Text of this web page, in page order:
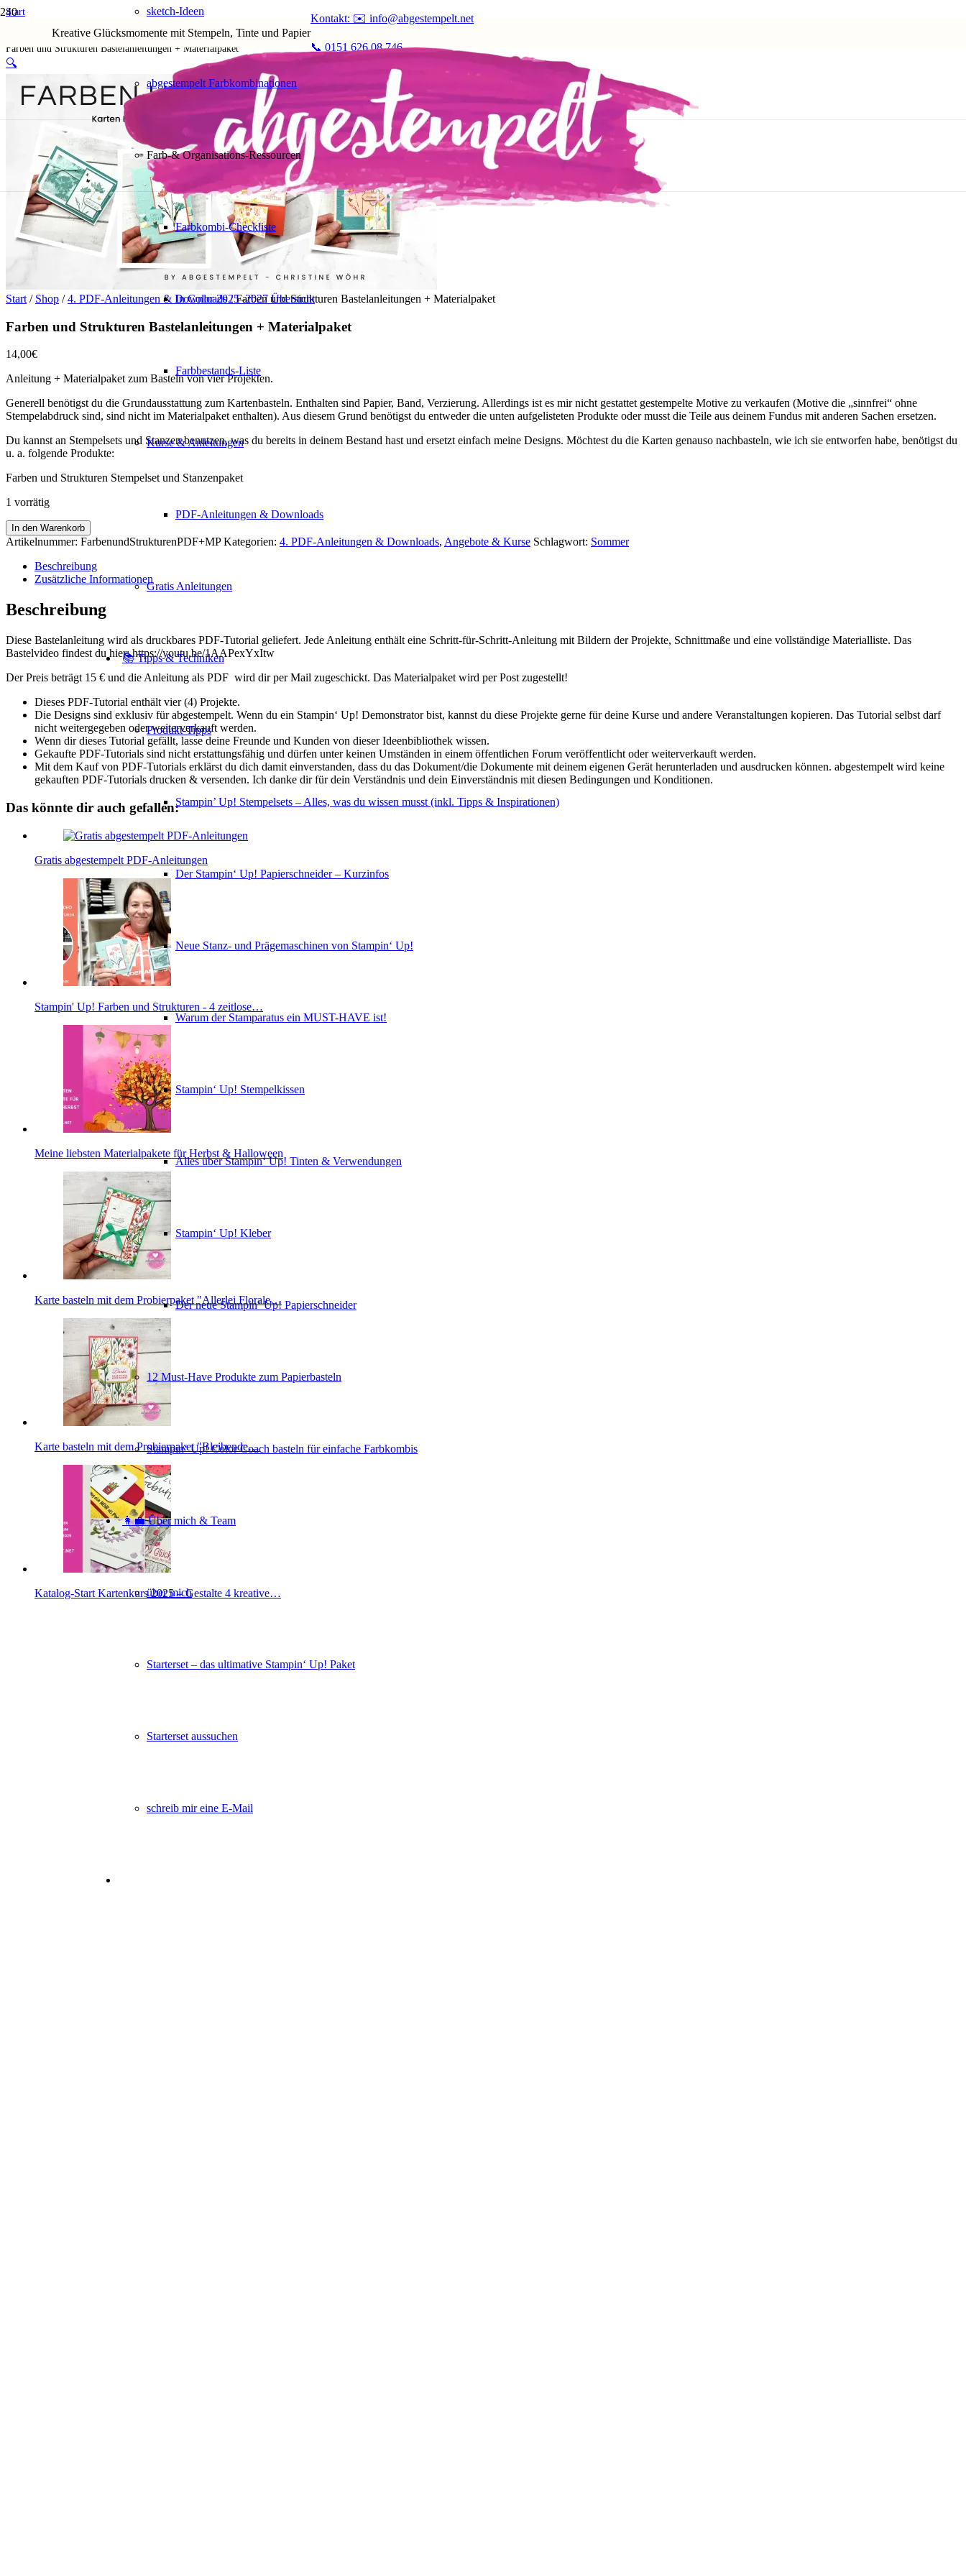
Kreative Glücksmomente mit Stempeln, Tinte und Papier
Kontakt: ✉️ info@abgestempelt.net
📞 0151 626 08 746
sketch-Ideen
abgestempelt Farbkombinationen
Farb-& Organisations-Ressourcen
Farbkombi-Checkliste
In Color 2025–2027 Übersicht
Farbbestands-Liste
Kurse & Anleitungen
PDF-Anleitungen & Downloads
Gratis Anleitungen
📚 Tipps & Techniken
Produkt-Tipps
Stampin’ Up! Stempelsets – Alles, was du wissen musst (inkl. Tipps & Inspirationen)
Der Stampin‘ Up! Papierschneider – Kurzinfos
Neue Stanz- und Prägemaschinen von Stampin‘ Up!
Warum der Stamparatus ein MUST-HAVE ist!
Stampin‘ Up! Stempelkissen
Alles über Stampin‘ Up! Tinten & Verwendungen
Stampin‘ Up! Kleber
Der neue Stampin‘ Up! Papierschneider
12 Must-Have Produkte zum Papierbasteln
Stampin‘ Up! Color Coach basteln für einfache Farbkombis
👩‍💼 Über mich & Team
über mich
Starterset – das ultimative Stampin‘ Up! Paket
Starterset aussuchen
schreib mir eine E-Mail
Start
4. PDF-Anleitungen & Downloads
Farben und Strukturen Bastelanleitungen + Materialpaket
🔍
Start / Shop /4. PDF-Anleitungen & Downloads/ Farben und Strukturen Bastelanleitungen + Materialpaket
Farben und Strukturen Bastelanleitungen + Materialpaket
14,00€
Anleitung + Materialpaket zum Basteln von vier Projekten.
Generell benötigst du die Grundausstattung zum Kartenbasteln. Enthalten sind Papier, Band, Verzierung. Allerdings ist es mir nicht gestattet gestempelte Motive zu verkaufen (Motive die „sinnfrei“ ohne
Stempelabdruck sind, sind nicht im Materialpaket enthalten). Aus diesem Grund benötigst du entweder die unten aufgelisteten Produkte oder musst die Teile aus deinem Fundus mit anderen Sachen ersetzen.
Du kannst an Stempelsets und Stanzen benutzen, was du bereits in deinem Bestand hast und ersetzt einfach meine Designs. Möchtest du die Karten genauso nachbasteln, wie ich sie entworfen habe, benötigst du
u. a. folgende Produkte:
Farben und Strukturen Stempelset und Stanzenpaket
1 vorrätig
Farben
und
Bastelanleitungen
Menge
In den Warenkorb
Artikelnummer: FarbenundStrukturenPDF+MP Kategorien: 4. PDF-Anleitungen & Downloads, Angebote & Kurse Schlagwort: Sommer
Beschreibung
Zusätzliche Informationen
Beschreibung
Diese Bastelanleitung wird als druckbares PDF-Tutorial geliefert. Jede Anleitung enthält eine Schritt-für-Schritt-Anleitung mit Bildern der Projekte, Schnittmaße und eine vollständige Materialliste. Das
Bastelvideo findest du hier: https://youtu.be/1AAPexYxItw
Der Preis beträgt 15 € und die Anleitung als PDF wird dir per Mail zugeschickt. Das Materialpaket wird per Post zugestellt!
Dieses PDF-Tutorial enthält vier (4) Projekte.
Die Designs sind exklusiv für abgestempelt. Wenn du ein Stampin‘ Up! Demonstrator bist, kannst du diese Projekte gerne für deine Kurse und andere Veranstaltungen kopieren. Das Tutorial selbst darf
nicht weitergegeben oder weiterverkauft werden.
Wenn dir dieses Tutorial gefällt, lasse deine Freunde und Kunden von dieser Ideenbibliothek wissen.
Gekaufte PDF-Tutorials sind nicht erstattungsfähig und dürfen unter keinen Umständen in einem öffentlichen Forum veröffentlicht oder weiterverkauft werden.
Mit dem Kauf von PDF-Tutorials erklärst du dich damit einverstanden, dass du das Dokument/die Dokumente mit deinem eigenen Gerät herunterladen und ausdrucken können. abgestempelt wird keine
gekauften PDF-Tutorials drucken & versenden. Ich danke dir für dein Verständnis und dein Einverständnis mit diesen Bedingungen und Konditionen.
Das könnte dir auch gefallen:
Gratis abgestempelt PDF-Anleitungen
Stampin' Up! Farben und Strukturen - 4 zeitlose…
Meine liebsten Materialpakete für Herbst & Halloween
Karte basteln mit dem Probierpaket "Allerlei Florale…
Karte basteln mit dem Probierpaket "Bleibende…
Katalog-Start Kartenkurs 2025 – Gestalte 4 kreative…